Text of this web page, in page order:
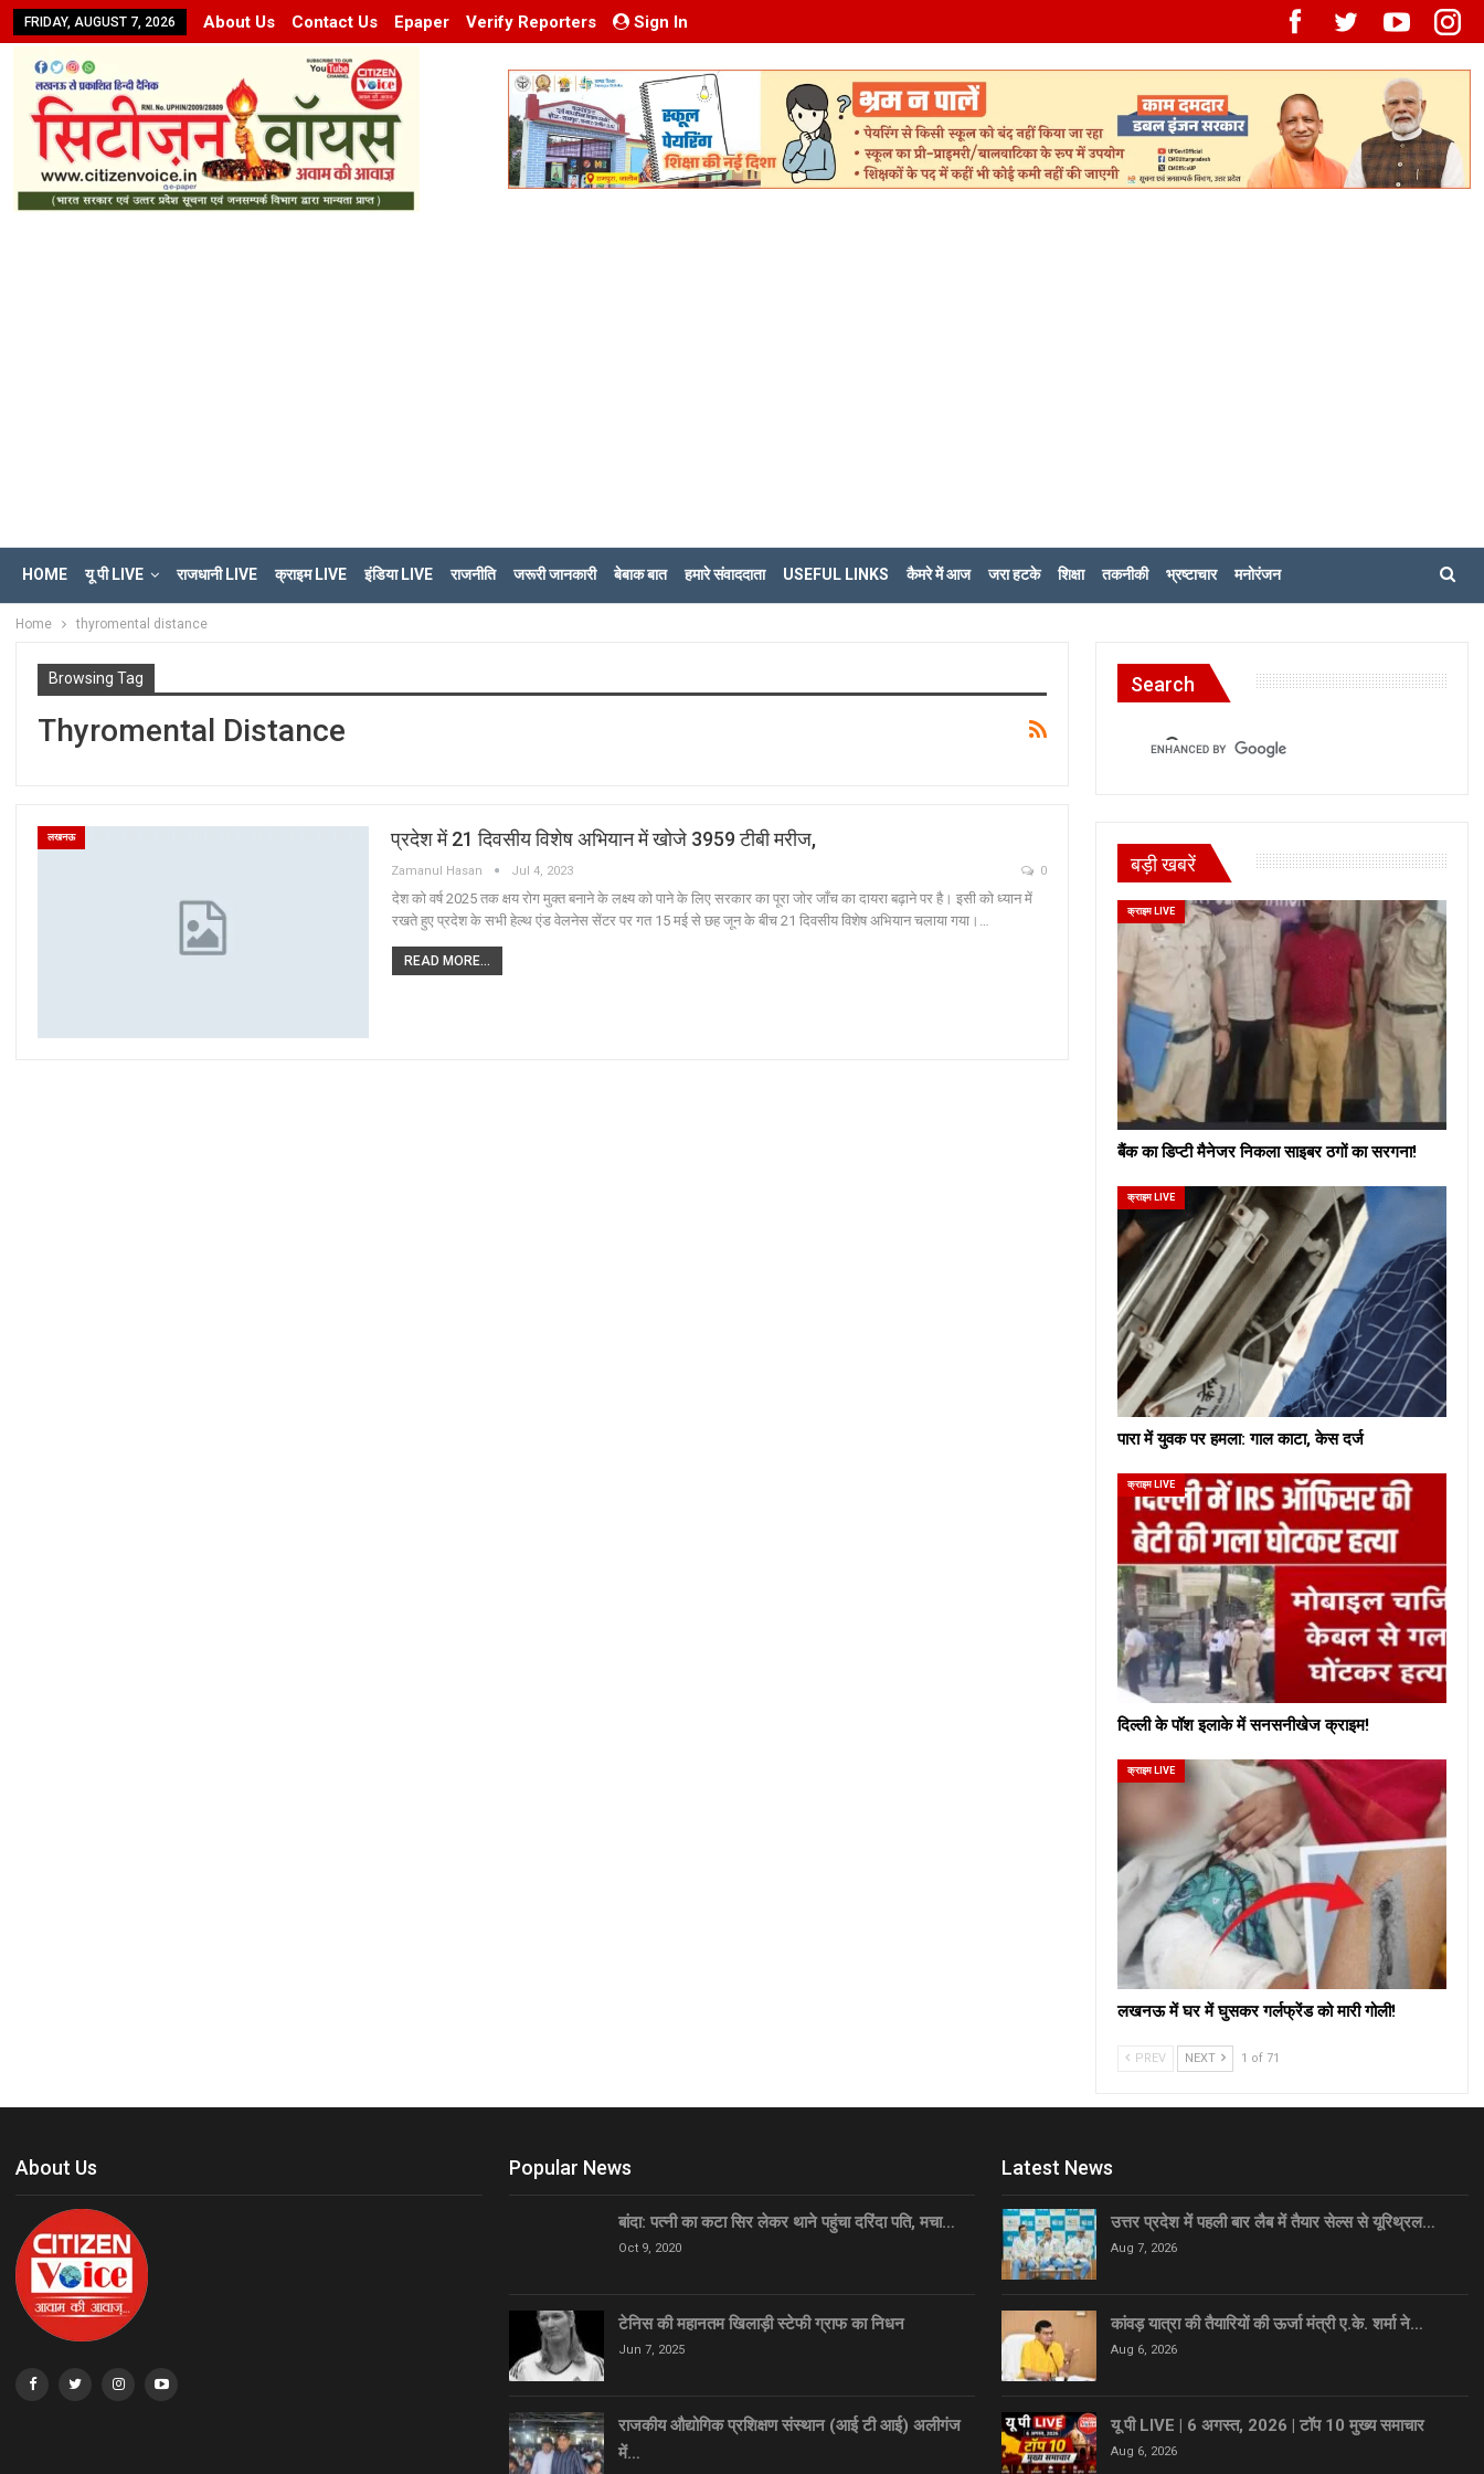
FRIDAY, AUGUST 7, 2026 About Us Contact Us Epaper Verify Reporters Sign In
HOME यू पी LIVE राजधानी LIVE क्राइम LIVE इंडिया LIVE राजनीति जरूरी जानकारी बेबाक बात हमारे संवाददाता USEFUL LINKS कैमरे में आज जरा हटके शिक्षा तकनीकी भ्रष्टाचार मनोरंजन
Home thyromental distance
Browsing Tag
Thyromental Distance
लखनऊ प्रदेश में 21 दिवसीय विशेष अभियान में खोजे 3959 टीबी मरीज,
Zamanul Hasan Jul 4, 2023 0
देश को वर्ष 2025 तक क्षय रोग मुक्त बनाने के लक्ष्य को पाने के लिए सरकार का पूरा जोर जाँच का दायरा बढ़ाने पर है। इसी को ध्यान में
रखते हुए प्रदेश के सभी हेल्थ एंड वेलनेस सेंटर पर गत 15 मई से छह जून के बीच 21 दिवसीय विशेष अभियान चलाया गया।…
READ MORE...
Search
बड़ी खबरें
क्राइम LIVE
बैंक का डिप्टी मैनेजर निकला साइबर ठगों का सरगना!
क्राइम LIVE
पारा में युवक पर हमला: गाल काटा, केस दर्ज
क्राइम LIVE
दिल्ली के पॉश इलाके में सनसनीखेज क्राइम!
क्राइम LIVE
लखनऊ में घर में घुसकर गर्लफ्रेंड को मारी गोली!
PREV NEXT 1 of 71
About Us Popular News
बांदा: पत्नी का कटा सिर लेकर थाने पहुंचा दरिंदा पति, मचा…
Oct 9, 2020
टेनिस की महानतम खिलाड़ी स्टेफी ग्राफ का निधन
Jun 7, 2025
राजकीय औद्योगिक प्रशिक्षण संस्थान (आई टी आई) अलीगंज
में…
Latest News
उत्तर प्रदेश में पहली बार लैब में तैयार सेल्स से यूरिथ्रल…
Aug 7, 2026
कांवड़ यात्रा की तैयारियों की ऊर्जा मंत्री ए.के. शर्मा ने…
Aug 6, 2026
यू पी LIVE | 6 अगस्त, 2026 | टॉप 10 मुख्य समाचार
Aug 6, 2026